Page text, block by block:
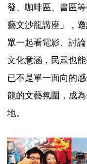
發、咖啡區、書區
藝文沙龍講座」，
眾一起看電影、討
文化意涵，民眾也
已不是單一面向的
龍的文藝氛圍，成
地。